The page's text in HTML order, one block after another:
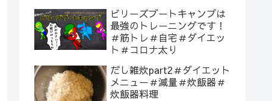
ビリーズブートキャンプは
最強のトレーニングです！
＃筋トレ＃自宅＃ダイエッ
ト＃コロナ太り
だし雑炊part2＃ダイエット
メニュー＃減量＃炊飯器＃
炊飯器料理